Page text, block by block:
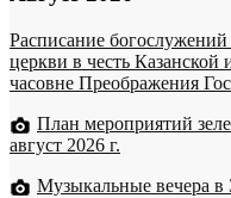
Расписание богослужений
церкви в честь
часовне Преображения
План мероприятий
август 2026 г.
Музыкальные вечера в